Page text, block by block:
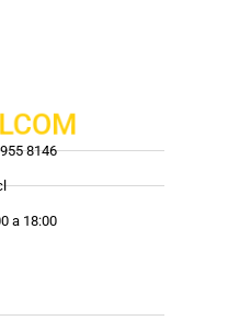
8146
a 18:00